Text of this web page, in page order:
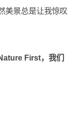
美景总是让我惊叹
First，我们